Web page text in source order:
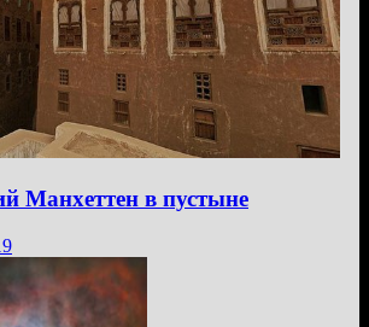
Манхеттен в пустыне